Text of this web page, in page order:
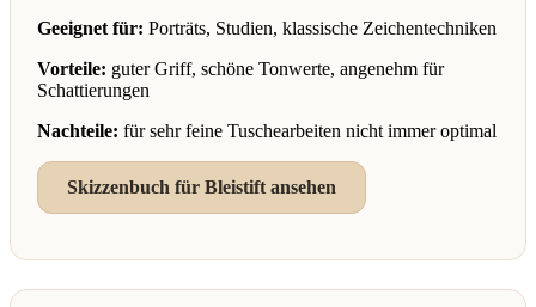
Geeignet für: Porträts, Studien, klassische Zeichentechniken
Vorteile: guter Griff, schöne Tonwerte, angenehm für
Schattierungen
Nachteile: für sehr feine Tuschearbeiten nicht immer optimal
Skizzenbuch für Bleistift ansehen